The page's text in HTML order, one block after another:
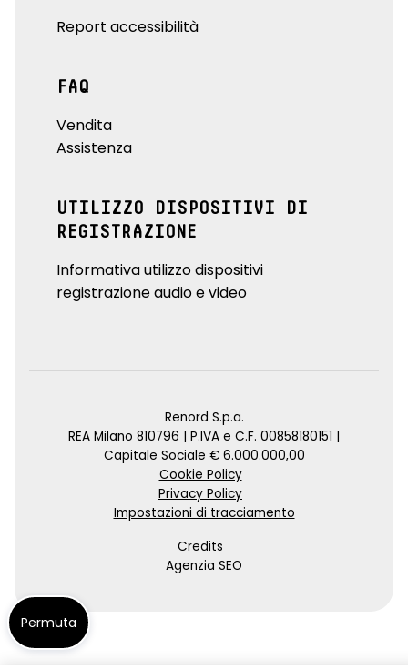
Report accessibilità
FAQ
Vendita
Assistenza
UTILIZZO DISPOSITIVI DI
REGISTRAZIONE
Informativa utilizzo dispositivi
registrazione audio e video
Renord S.p.a.
REA Milano 810796 | P.IVA e C.F. 00858180151 |
Capitale Sociale € 6.000.000,00
Cookie Policy
Privacy Policy
Impostazioni di tracciamento
Credits
Agenzia SEO
Permuta